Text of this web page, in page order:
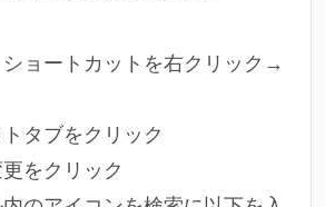
ショートカットを右クリック→
タブをクリック
をクリック